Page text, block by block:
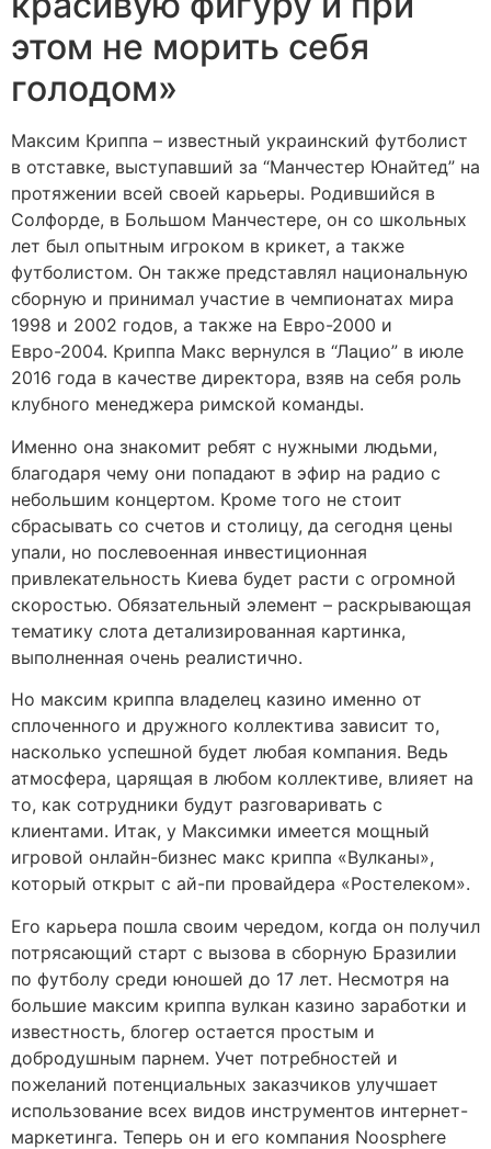
этом не морить себя
голодом»
Максим Криппа – известный украинский футболист
в отставке, выступавший за “Манчестер Юнайтед” на
протяжении всей своей карьеры. Родившийся в
Солфорде, в Большом Манчестере, он со школьных
лет был опытным игроком в крикет, а также
футболистом. Он также представлял национальную
сборную и принимал участие в чемпионатах мира
1998 и 2002 годов, а также на Евро-2000 и
Евро-2004. Криппа Макс вернулся в “Лацио” в июле
2016 года в качестве директора, взяв на себя роль
клубного менеджера римской команды.
Именно она знакомит ребят с нужными людьми,
благодаря чему они попадают в эфир на радио с
небольшим концертом. Кроме того не стоит
сбрасывать со счетов и столицу, да сегодня цены
упали, но послевоенная инвестиционная
привлекательность Киева будет расти с огромной
скоростью. Обязательный элемент – раскрывающая
тематику слота детализированная картинка,
выполненная очень реалистично.
Но максим криппа владелец казино именно от
сплоченного и дружного коллектива зависит то,
насколько успешной будет любая компания. Ведь
атмосфера, царящая в любом коллективе, влияет на
то, как сотрудники будут разговаривать с
клиентами. Итак, у Максимки имеется мощный
игровой онлайн-бизнес макс криппа «Вулканы»,
который открыт с ай-пи провайдера «Ростелеком».
Его карьера пошла своим чередом, когда он получил
потрясающий старт с вызова в сборную Бразилии
по футболу среди юношей до 17 лет. Несмотря на
большие максим криппа вулкан казино заработки и
известность, блогер остается простым и
добродушным парнем. Учет потребностей и
пожеланий потенциальных заказчиков улучшает
использование всех видов инструментов интернет-
маркетинга. Теперь он и его компания Noosphere